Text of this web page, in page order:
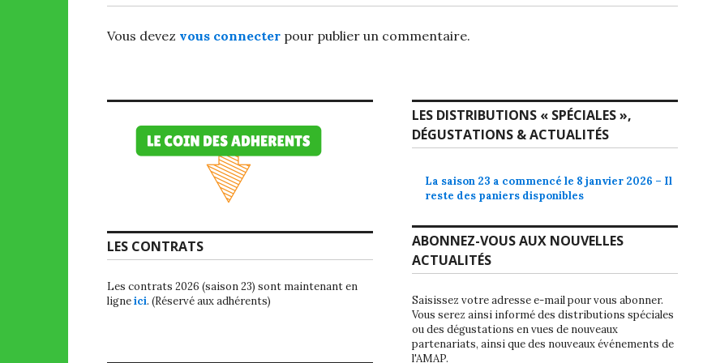
Vous devez vous connecter pour publier un commentaire.
LES CONTRATS
Les contrats 2026 (saison 23) sont maintenant en
ligneici. (Réservé aux adhérents)
LES DISTRIBUTIONS « SPÉCIALES »,
DÉGUSTATIONS & ACTUALITÉS
La saison 23 a commencé le 8 janvier 2026 – Il
reste des paniers disponibles
ABONNEZ-VOUS AUX NOUVELLES
ACTUALITÉS
Saisissez votre adresse e-mail pour vous abonner.
Vous serez ainsi informé des distributions spéciales
ou des dégustations en vues de nouveaux
partenariats, ainsi que des nouveaux événements de
l'AMAP.